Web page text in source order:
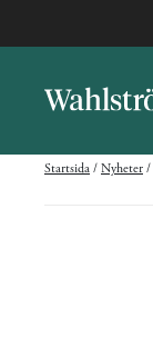
Startsida / Nyheter /